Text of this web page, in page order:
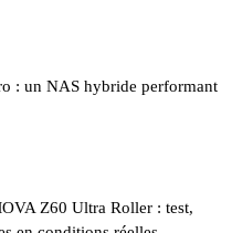
: un NAS hybride performant
Z60 Ultra Roller : test,